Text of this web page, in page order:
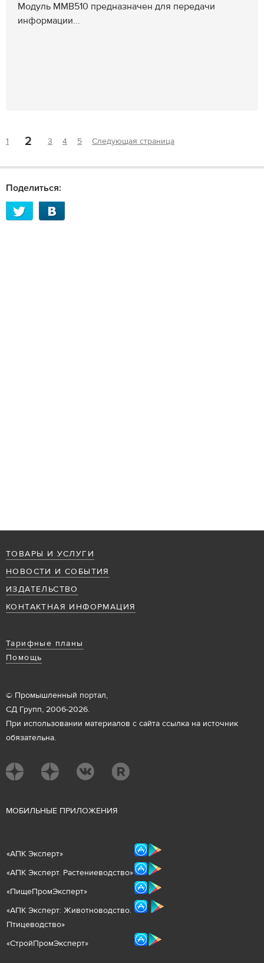
Модуль ММВ510 предназначен для передачи
информации...
1 2 3 4 5 Следующая страница
Поделиться:
ТОВАРЫ И УСЛУГИ
НОВОСТИ И СОБЫТИЯ
ИЗДАТЕЛЬСТВО
КОНТАКТНАЯ ИНФОРМАЦИЯ
Тарифные планы
Помощь
© Промышленный портал,
СД Групп, 2006-2026.
При использовании материалов с сайта ссылка на источник
обязательна.
МОБИЛЬНЫЕ ПРИЛОЖЕНИЯ
«АПК Эксперт»
«АПК Эксперт. Растениеводство»
«ПищеПромЭксперт»
«АПК Эксперт: Животноводство.
Птицеводство»
«СтройПромЭксперт»